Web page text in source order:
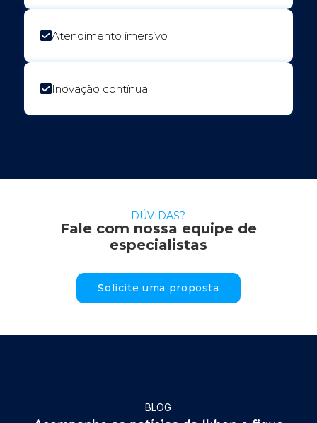
Atendimento imersivo
Inovação contínua
DÚVIDAS?
Fale com nossa equipe de
especialistas
Solicite uma proposta
BLOG